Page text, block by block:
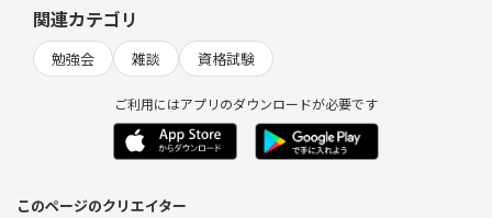
関連カテゴリ
勉強会 雑談 資格試験
ご利用にはアプリのダウンロードが必要です
このページのクリエイター